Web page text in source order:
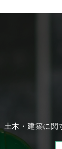
土木・建築に関